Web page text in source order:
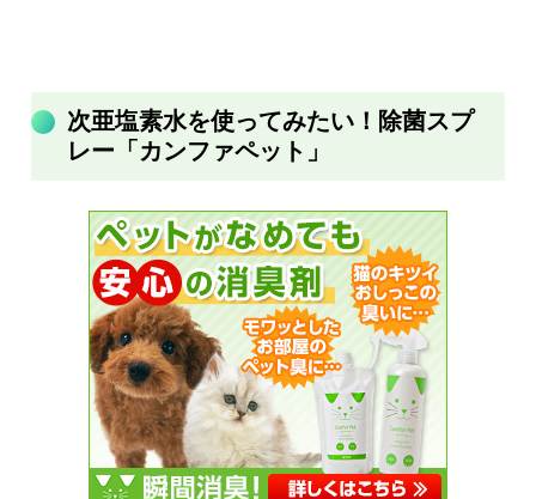
次亜塩素水を使ってみたい！除菌スプ
レー「カンファペット」